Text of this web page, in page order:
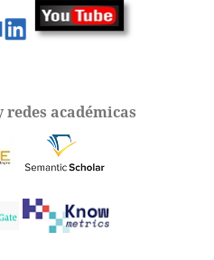
redes académicas